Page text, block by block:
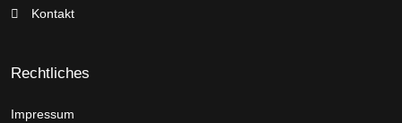
Kontakt
Rechtliches
Impressum